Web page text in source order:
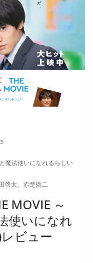
魔法使いになれるらしい
啓太、 赤楚衛二
MOVIE ～
使いになれ
ビュー